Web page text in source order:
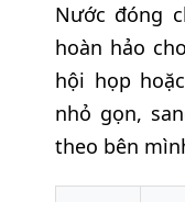
Nước đóng
hoàn hảo
hội họp
nhỏ gọn,
theo bên